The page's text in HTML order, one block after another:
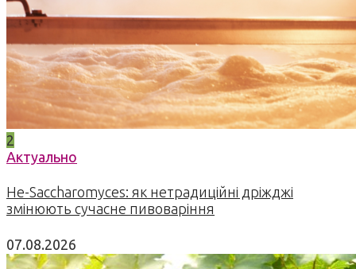
2
Актуально
Не-Saccharomyces: як нетрадиційні дріжджі
змінюють сучасне пивоваріння
07.08.2026